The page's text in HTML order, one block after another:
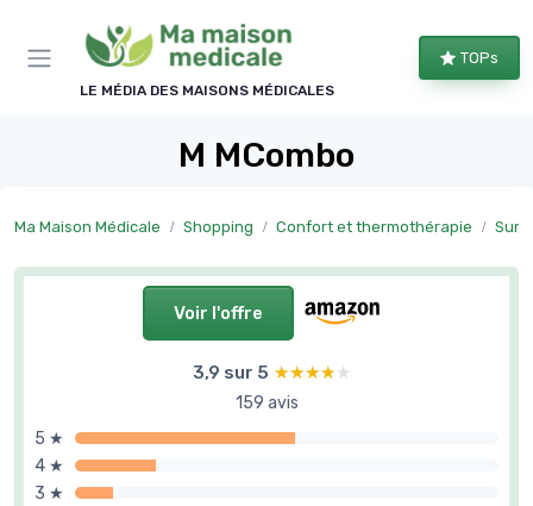
LE MÉDIA DES MAISONS MÉDICALES
TOPs
M MCombo
Ma Maison Médicale Shopping Confort et thermothérapie
Voir l'offre
3,9 sur 5 ★★★★★
★★★★★
159 avis
5 ★
4 ★
3 ★